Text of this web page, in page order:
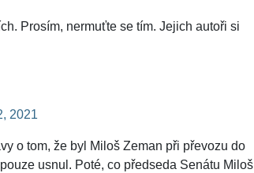
Prosím, nermuťte se tím. Jejich autoři si
2021
o tom, že byl Miloš Zeman při převozu do
usnul. Poté, co předseda Senátu Miloš